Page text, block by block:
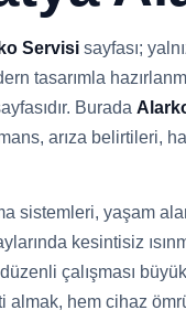
Servisi sayfası;
tasarımla
Burada
arıza belirtileri,
sistemleri, yaşam
kesintisiz
çalışması
almak, hem cihaz